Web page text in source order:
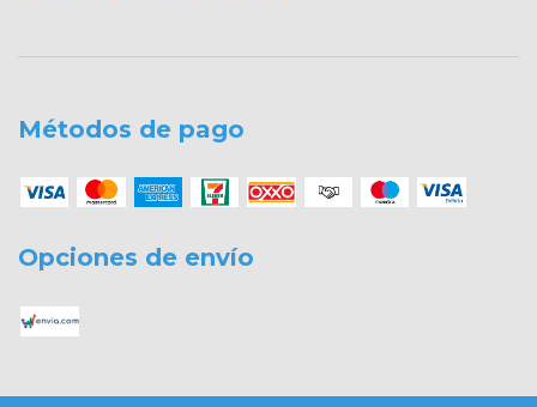
Métodos de pago
Opciones de envío